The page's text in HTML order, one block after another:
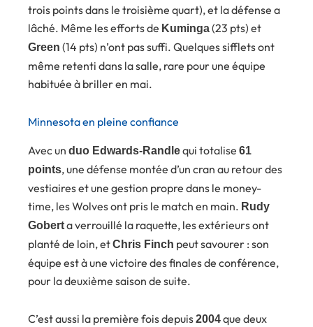
trois points dans le troisième quart), et la défense a
lâché. Même les efforts de Kuminga(23 pts) et
Green (14 pts) n’ont pas suffi. Quelques sifflets ont
même retenti dans la salle, rare pour une équipe
habituée à briller en mai.
Minnesota en pleine confiance
Avec un duo Edwards-Randlequi totalise 61
points, une défense montée d’un cran au retour des
vestiaires et une gestion propre dans le money-
time, les Wolves ont pris le match en main. Rudy
Goberta verrouillé la raquette, les extérieurs ont
planté de loin, etChris Finch peut savourer : son
équipe est à une victoire des finales de conférence,
pour la deuxième saison de suite.
C’est aussi la première fois depuis2004que deux